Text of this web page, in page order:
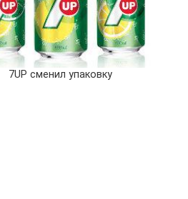
7UP сменил упаковку